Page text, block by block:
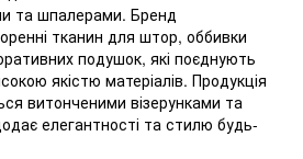
та шпалерами. Бренд
тканин для штор, оббивки
подушок, які поєднують
якістю матеріалів. Продукція
витонченими візерунками та
елегантності та стилю будь-